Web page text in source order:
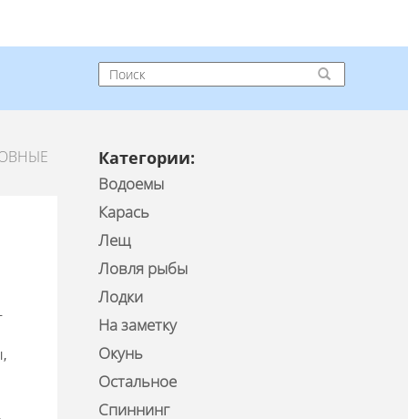
Категории:
Водоемы
Карась
Лещ
Ловля рыбы
Лодки
На заметку
Окунь
Остальное
Спиннинг